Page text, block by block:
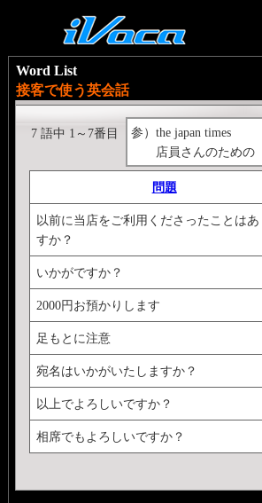
Word List
接客で使う英会話
参）the japan times
店員さんのための
7 語中 1～7番目
問題
以前に当店をご利用くださったことはあ
すか？
いかがですか？
2000円お預かりします
足もとに注意
宛名はいかがいたしますか？
以上でよろしいですか？
相席でもよろしいですか？